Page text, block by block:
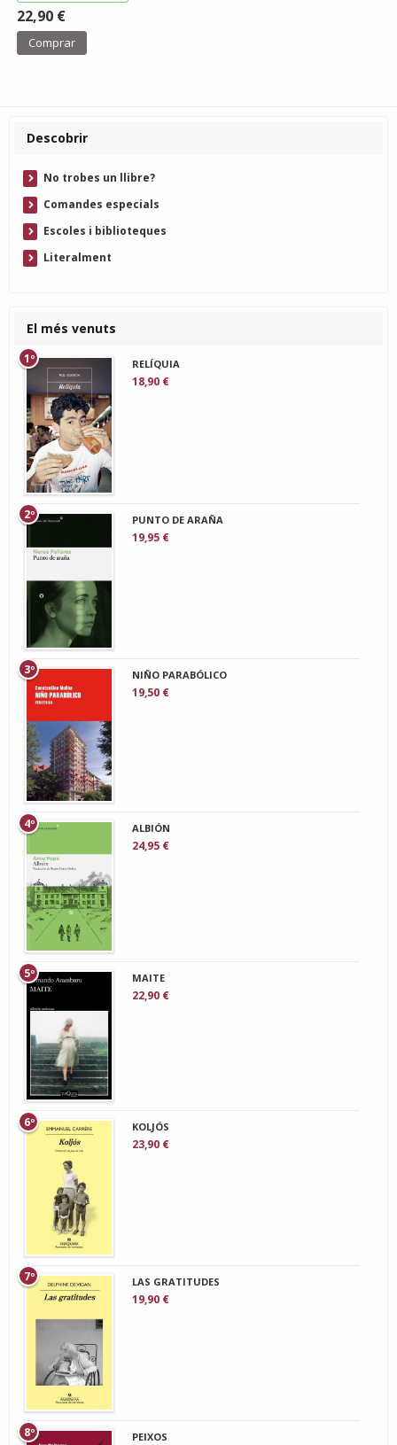
22,90 €
Comprar
Descobrir
No trobes un llibre?
Comandes especials
Escoles i biblioteques
Literalment
El més venuts
RELÍQUIA
18,90 €
1º
PUNTO DE ARAÑA
19,95 €
2º
NIÑO PARABÓLICO
19,50 €
3º
ALBIÓN
24,95 €
4º
MAITE
22,90 €
5º
KOLJÓS
23,90 €
6º
LAS GRATITUDES
19,90 €
7º
PEIXOS
8º